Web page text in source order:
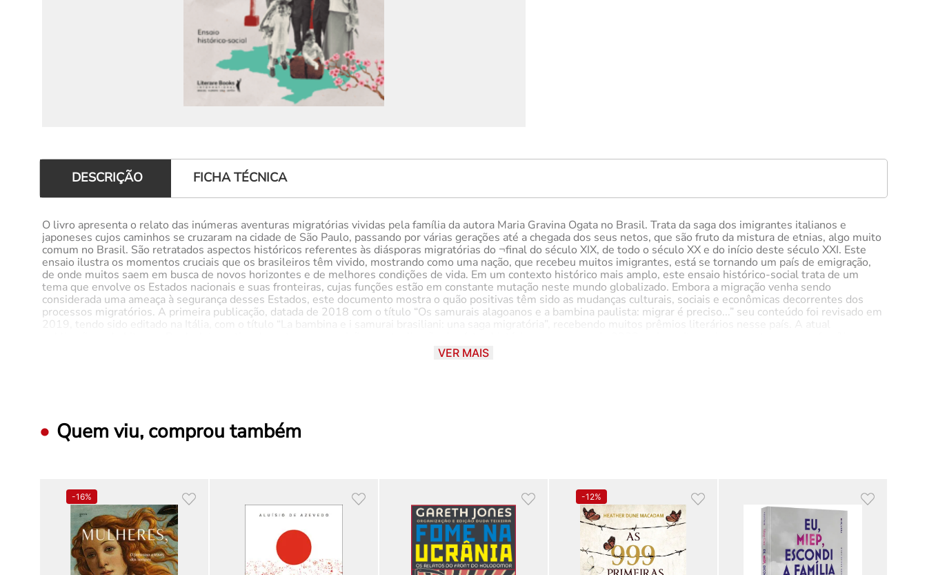
DESCRIÇÃO FICHA TÉCNICA
O livro apresenta o relato das inúmeras aventuras migratórias vividas pela família da autora Maria Gravina Ogata no Brasil. Trata da saga dos imigrantes italianos e
japoneses cujos caminhos se cruzaram na cidade de São Paulo, passando por várias gerações até a chegada dos seus netos, que são fruto da mistura de etnias, algo muito
comum no Brasil. São retratados aspectos históricos referentes às diásporas migratórias do ¬final do século XIX, de todo o século XX e do início deste século XXI. Este
ensaio ilustra os momentos cruciais que os brasileiros têm vivido, mostrando como uma nação, que recebeu muitos imigrantes, está se tornando um país de emigração,
de onde muitos saem em busca de novos horizontes e de melhores condições de vida. Em um contexto histórico mais amplo, este ensaio histórico-social trata de um
tema que envolve os Estados nacionais e suas fronteiras, cujas funções estão em constante mutação neste mundo globalizado. Embora a migração venha sendo
considerada uma ameaça à segurança desses Estados, este documento mostra o quão positivas têm sido as mudanças culturais, sociais e econômicas decorrentes dos
processos migratórios. A primeira publicação, datada de 2018 com o título “Os samurais alagoanos e a bambina paulista: migrar é preciso...” seu conteúdo foi revisado em
2019, tendo sido editado na Itália, com o título “La bambina e i samurai brasiliani: una saga migratória”, recebendo muitos prêmios literários nesse país. A atual
mundo, desde que este ensaio histórico-social foi editado pela primeira vez Maria Gravina Ogata – Geógrafa e Mestre em Geogra¬ a pela Universidade de São Paulo
(USP) é Bacharel em Direito pela Universidade Federal da Bahia (UFBA) e Doutora em Administração Pública pela Faculdade de Sociologia e Ciência Política da
amiguinho inesperado” (Reino Editorial, São Paulo/2016). Seu segundo livro infantil se chama “O sumiço dos ovos do meu quintal” (Scortecci Editora, São Paulo/2021).
Em 2018, publicou “Os samurais alagoanos e a bambina paulista: migrar é preciso” (Scortecci Editora, São Paulo), que foi posteriormente editado em língua italiana com o
Montebelluna/Vêneto.
VER MAIS
Quem viu, comprou também
-16% -12%